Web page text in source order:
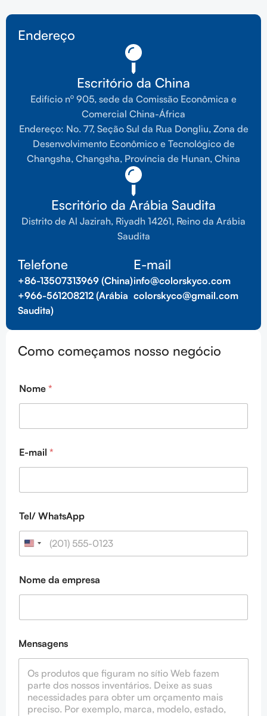
Endereço
Escritório da China
Edifício nº 905, sede da Comissão Econômica e
Comercial China-África
Endereço: No. 77, Seção Sul da Rua Dongliu, Zona de
Desenvolvimento Econômico e Tecnológico de
Changsha, Changsha, Província de Hunan, China
Escritório da Arábia Saudita
Distrito de Al Jazirah, Riyadh 14261, Reino da Arábia
Saudita
Telefone
+86-13507313969 (China)
+966-561208212 (Arábia
Saudita)
E-mail
info@colorskyco.com
colorskyco@gmail.com
Como começamos nosso negócio
Nome *
E-mail *
Tel/ WhatsApp
Nome da empresa
e
s
Mensagens